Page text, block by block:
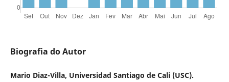
Biografia do Autor
Mario Diaz-Villa, Universidad Santiago de Cali (USC).